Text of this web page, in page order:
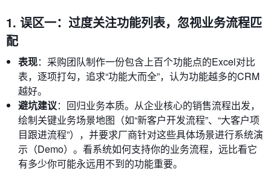
1. 误区一：过度关注功能列表，忽视业务流程匹
配
表现：采购团队制作一份包含上百个功能点的Excel对比
表，逐项打勾，追求“功能大而全”，认为功能越多的CRM
越好。
避坑建议：回归业务本质。从企业核心的销售流程出发，
绘制关键业务场景地图（如“新客户开发流程”、“大客户项
目跟进流程”），并要求厂商针对这些具体场景进行系统演
示（Demo）。看系统如何支持你的业务流程，远比看它
有多少你可能永远用不到的功能重要。